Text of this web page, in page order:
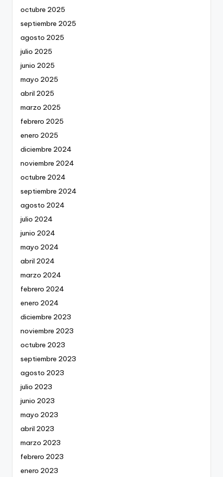
octubre 2025
septiembre 2025
agosto 2025
julio 2025
junio 2025
mayo 2025
abril 2025
marzo 2025
febrero 2025
enero 2025
diciembre 2024
noviembre 2024
octubre 2024
septiembre 2024
agosto 2024
julio 2024
junio 2024
mayo 2024
abril 2024
marzo 2024
febrero 2024
enero 2024
diciembre 2023
noviembre 2023
octubre 2023
septiembre 2023
agosto 2023
julio 2023
junio 2023
mayo 2023
abril 2023
marzo 2023
febrero 2023
enero 2023